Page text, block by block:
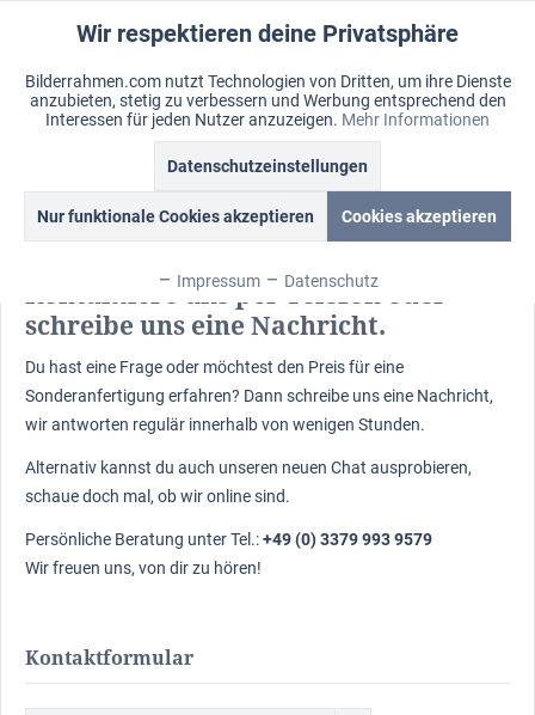
Warenkorb
Merkzettel Mein Konto
Menü
Kontaktformular
Kontaktiere uns per Telefon oder
schreibe uns eine Nachricht.
Du hast eine Frage oder möchtest den Preis für eine
Sonderanfertigung erfahren? Dann schreibe uns eine Nachricht,
wir antworten regulär innerhalb von wenigen Stunden.
Alternativ kannst du auch unseren neuen Chat ausprobieren,
schaue doch mal, ob wir online sind.
Persönliche Beratung unter Tel.:+49 (0) 3379 993 9579
Wir freuen uns, von dir zu hören!
Kontaktformular
Funktionale Aktiv
Marketing Inaktiv
Inaktiv
Service Inaktiv
Wir respektieren deine Privatsphäre
Bilderrahmen.com nutzt Technologien von Dritten, um ihre Dienste
anzubieten, stetig zu verbessern und Werbung entsprechend den
Interessen für jeden Nutzer anzuzeigen. Mehr Informationen
Datenschutzeinstellungen
Nur funktionale Cookies akzeptieren Cookies akzeptieren
Impressum Datenschutz